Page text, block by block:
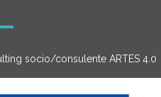
socio/consulente ARTES 4.0